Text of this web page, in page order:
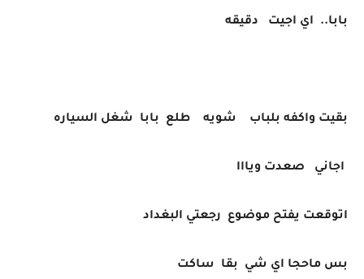
بابا.. اي اجيت دقيقه
بقيت واكفه بلباب شويه طلع بابا شغل السياره
اجاني صعدت ويااا
اتوقعت يفتح موضوع رجعتي البغداد
بس ماحجا اي شي بقا ساكت